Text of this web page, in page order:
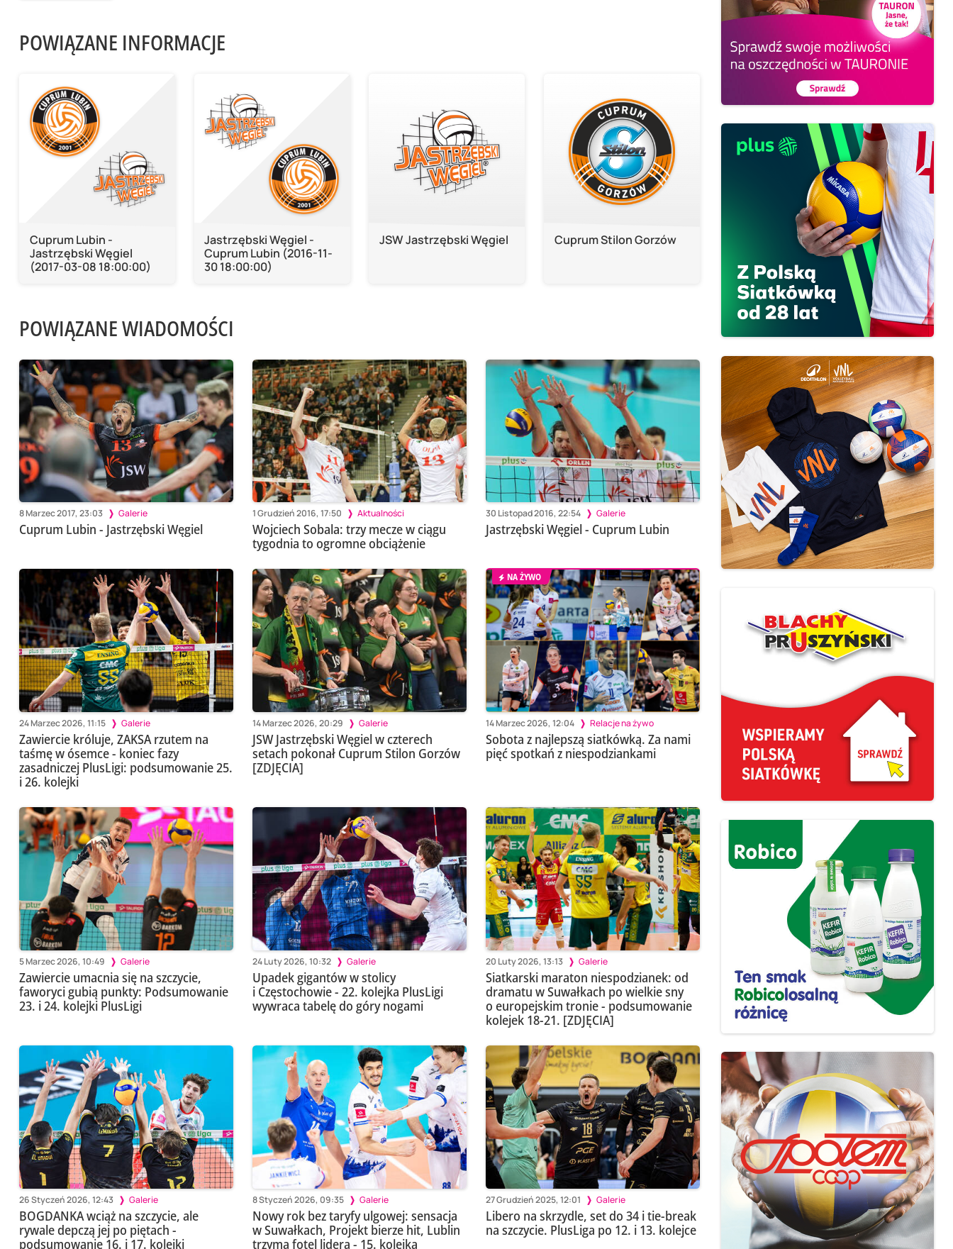
POWIĄZANE INFORMACJE
Cuprum Lubin -
Jastrzębski Węgiel
(2017-03-08 18:00:00)
Jastrzębski Węgiel -
Cuprum Lubin (2016-11-
30 18:00:00)
JSW Jastrzębski Węgiel Cuprum Stilon Gorzów
POWIĄZANE WIADOMOŚCI
8 Marzec 2017, 23:03 Galerie
Cuprum Lubin - Jastrzębski Węgiel
1 Grudzień 2016, 17:50 Aktualności
Wojciech Sobala: trzy mecze w ciągu
tygodnia to ogromne obciążenie
30 Listopad 2016, 22:54 Galerie
Jastrzębski Węgiel - Cuprum Lubin
24 Marzec 2026, 11:15 Galerie
Zawiercie króluje, ZAKSA rzutem na
taśmę w ósemce - koniec fazy
zasadniczej PlusLigi: podsumowanie 25.
i 26. kolejki
14 Marzec 2026, 20:29 Galerie
JSW Jastrzębski Węgiel w czterech
setach pokonał Cuprum Stilon Gorzów
[ZDJĘCIA]
NA ŻYWO
14 Marzec 2026, 12:04 Relacje na żywo
Sobota z najlepszą siatkówką. Za nami
pięć spotkań z niespodziankami
5 Marzec 2026, 10:49 Galerie
Zawiercie umacnia się na szczycie,
faworyci gubią punkty: Podsumowanie
23. i 24. kolejki PlusLigi
24 Luty 2026, 10:32 Galerie
Upadek gigantów w stolicy
i Częstochowie - 22. kolejka PlusLigi
wywraca tabelę do góry nogami
20 Luty 2026, 13:13 Galerie
Siatkarski maraton niespodzianek: od
dramatu w Suwałkach po wielkie sny
o europejskim tronie - podsumowanie
kolejek 18-21. [ZDJĘCIA]
26 Styczeń 2026, 12:43 Galerie
BOGDANKA wciąż na szczycie, ale
rywale depczą jej po piętach -
podsumowanie 16. i 17. kolejki
8 Styczeń 2026, 09:35 Galerie
Nowy rok bez taryfy ulgowej: sensacja
w Suwałkach, Projekt bierze hit, Lublin
trzyma fotel lidera - 15. kolejka
27 Grudzień 2025, 12:01 Galerie
Libero na skrzydle, set do 34 i tie-break
na szczycie. PlusLiga po 12. i 13. kolejce